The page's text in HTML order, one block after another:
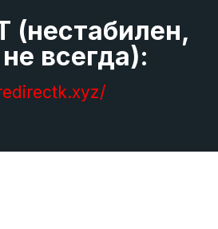
(нестабилен,
всегда):